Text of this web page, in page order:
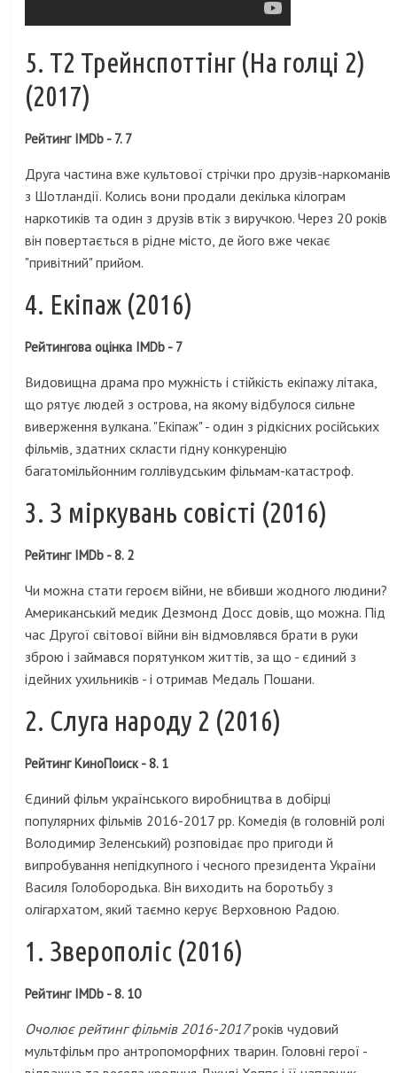
5. Т2 Трейнспоттінг (На голці 2)
(2017)
Рейтинг IMDb - 7. 7
Друга частина вже культової стрічки про друзів-наркоманів
з Шотландії. Колись вони продали декілька кілограм
наркотиків та один з друзів втік з виручкою. Через 20 років
він повертається в рідне місто, де його вже чекає
"привітний" прийом.
4. Екіпаж (2016)
Рейтингова оцінка IMDb - 7
Видовищна драма про мужність і стійкість екіпажу літака,
що рятує людей з острова, на якому відбулося сильне
виверження вулкана. "Екіпаж" - один з рідкісних російських
фільмів, здатних скласти гідну конкуренцію
багатомільйонним голлівудським фільмам-катастроф.
3. З міркувань совісті (2016)
Рейтинг IMDb - 8. 2
Чи можна стати героєм війни, не вбивши жодного людини?
Американський медик Дезмонд Досс довів, що можна. Під
час Другої світової війни він відмовлявся брати в руки
зброю і займався порятунком життів, за що - єдиний з
ідейних ухильників - і отримав Медаль Пошани.
2. Слуга народу 2 (2016)
Рейтинг КиноПоиск - 8. 1
Єдиний фільм українського виробництва в добірці
популярних фільмів 2016-2017 рр. Комедія (в головній ролі
Володимир Зеленський) розповідає про пригоди й
випробування непідкупного і чесного президента України
Василя Голобородька. Він виходить на боротьбу з
олігархатом, який таємно керує Верховною Радою.
1. Зверополіс (2016)
Рейтинг IMDb - 8. 10
Очолює рейтинг фільмів 2016-2017років чудовий
мультфільм про антропоморфних тварин. Головні герої -